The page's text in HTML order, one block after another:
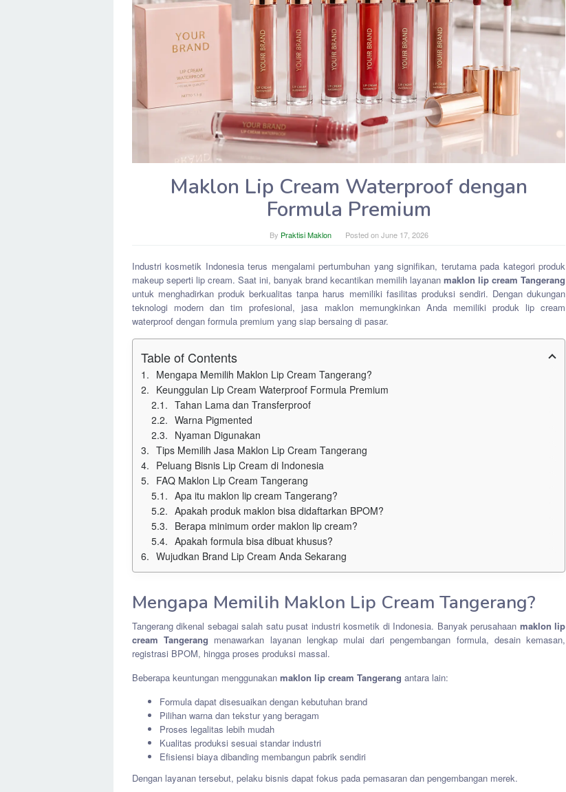
Maklon Lip Cream Waterproof dengan
Formula Premium
By Praktisi Maklon Posted onJune 17, 2026
Industri kosmetik Indonesia terus mengalami pertumbuhan yang signifikan, terutama pada kategori produk
makeup seperti lip cream. Saat ini, banyak brand kecantikan memilih layanan maklon lip cream Tangerang
untuk menghadirkan produk berkualitas tanpa harus memiliki fasilitas produksi sendiri. Dengan dukungan
teknologi modern dan tim profesional, jasa maklon memungkinkan Anda memiliki produk lip cream
waterproof dengan formula premium yang siap bersaing di pasar.
Table of Contents
Mengapa Memilih Maklon Lip Cream Tangerang?
Keunggulan Lip Cream Waterproof Formula Premium
Tahan Lama dan Transferproof
Warna Pigmented
Nyaman Digunakan
Tips Memilih Jasa Maklon Lip Cream Tangerang
Peluang Bisnis Lip Cream di Indonesia
FAQ Maklon Lip Cream Tangerang
Apa itu maklon lip cream Tangerang?
Apakah produk maklon bisa didaftarkan BPOM?
Berapa minimum order maklon lip cream?
Apakah formula bisa dibuat khusus?
Wujudkan Brand Lip Cream Anda Sekarang
Mengapa Memilih Maklon Lip Cream Tangerang?
Tangerang dikenal sebagai salah satu pusat industri kosmetik di Indonesia. Banyak perusahaan maklon lip
cream Tangerang menawarkan layanan lengkap mulai dari pengembangan formula, desain kemasan,
registrasi BPOM, hingga proses produksi massal.
Beberapa keuntungan menggunakan maklon lip cream Tangerang antara lain:
Formula dapat disesuaikan dengan kebutuhan brand
Pilihan warna dan tekstur yang beragam
Proses legalitas lebih mudah
Kualitas produksi sesuai standar industri
Efisiensi biaya dibanding membangun pabrik sendiri
Dengan layanan tersebut, pelaku bisnis dapat fokus pada pemasaran dan pengembangan merek.